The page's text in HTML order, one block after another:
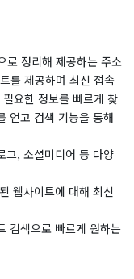
로 정리해 제공하는 주소
를 제공하며 최신 접속
요한 정보를 빠르게 찾
얻고 검색 기능을 통해
그, 소셜미디어 등 다양
웹사이트에 대해 최신
검색으로 빠르게 원하는